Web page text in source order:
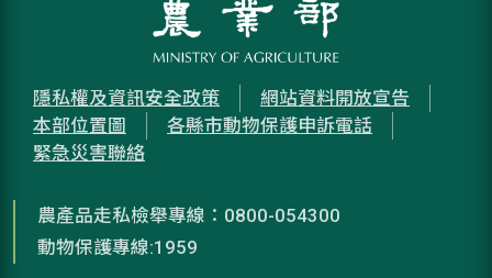
隱私權及資訊安全政策
網站資料開放宣告
本部位置圖
各縣市動物保護申訴電話
緊急災害聯絡
農產品走私檢舉專線：0800-054300
動物保護專線:1959